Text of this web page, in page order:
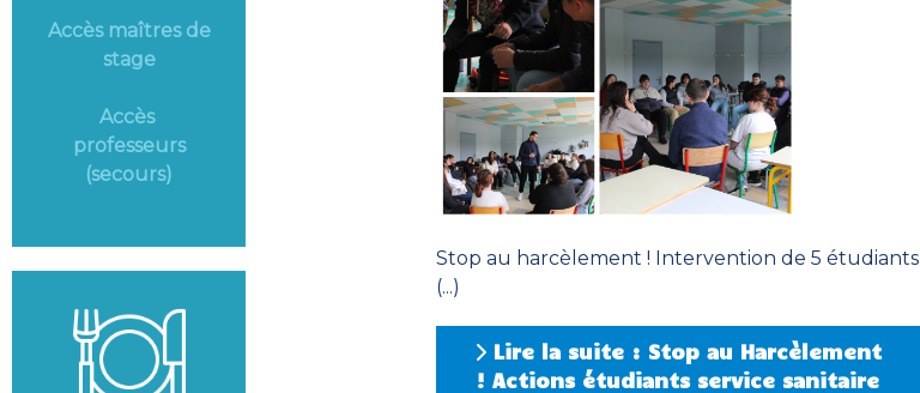
Accès maîtres de
stage
Accès
professeurs
(secours)
Stop au harcèlement ! Intervention de 5 étudiants
(...)
Lire la suite : Stop au Harcèlement
! Actions étudiants service sanitaire